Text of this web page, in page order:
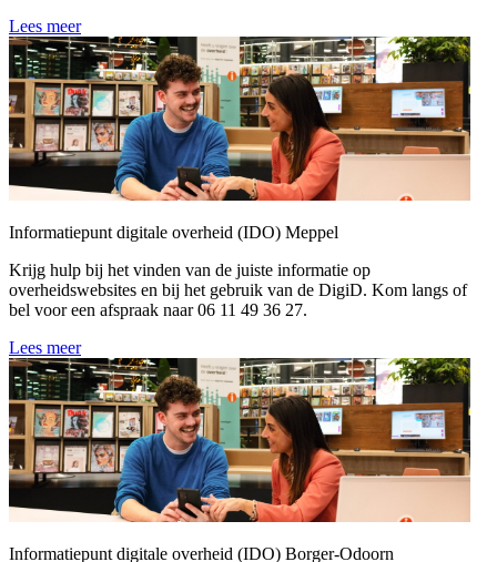
Lees meer
Informatiepunt digitale overheid (IDO) Meppel
Krijg hulp bij het vinden van de juiste informatie op
overheidswebsites en bij het gebruik van de DigiD. Kom langs of
bel voor een afspraak naar 06 11 49 36 27.
Lees meer
Informatiepunt digitale overheid (IDO) Borger-Odoorn